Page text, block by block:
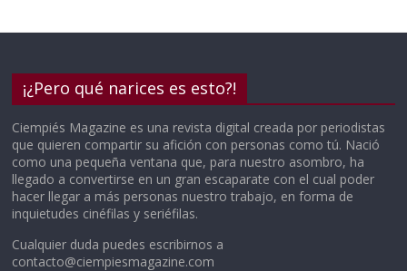
¡¿Pero qué narices es esto?!
Ciempiés Magazine es una revista digital creada por periodistas
que quieren compartir su afición con personas como tú. Nació
como una pequeña ventana que, para nuestro asombro, ha
llegado a convertirse en un gran escaparate con el cual poder
hacer llegar a más personas nuestro trabajo, en forma de
inquietudes cinéfilas y seriéfilas.
Cualquier duda puedes escribirnos a
contacto@ciempiesmagazine.com